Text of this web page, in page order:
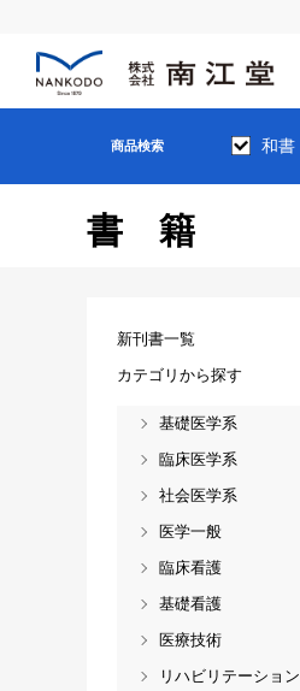
商品検索 和書
書籍
新刊書一覧
カテゴリから探す
基礎医学系
臨床医学系
社会医学系
医学一般
臨床看護
基礎看護
医療技術
リハビリテーション